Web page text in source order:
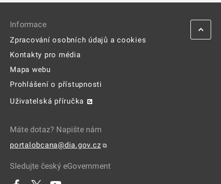
Informace
Zpracování osobních údajů a cookies
Kontakty pro média
Mapa webu
Prohlášení o přístupnosti
Uživatelská příručka
Máte dotaz? Napište nám
portalobcana@dia.gov.cz ⧉
Sledujte český eGovernment